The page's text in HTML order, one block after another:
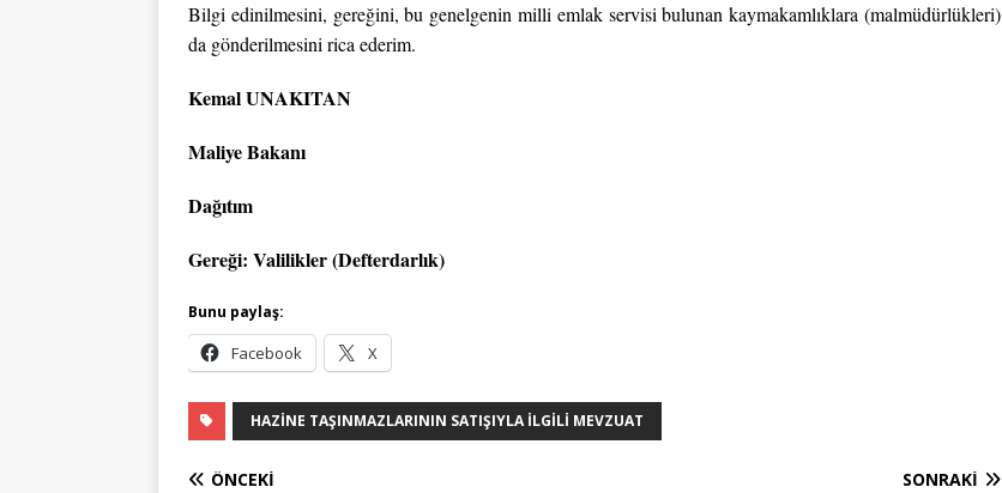
Bilgi edinilmesini, gereğini, bu genelgenin milli emlak servisi bulunan kaymakamlıklara (malmüdürlükleri)
da gönderilmesini rica ederim.
Kemal UNAKITAN
Maliye Bakanı
Dağıtım
Gereği: Valilikler (Defterdarlık)
Bunu paylaş:
Facebook X
HAZINE TAŞINMAZLARININ SATIŞIYLA İLGILI MEVZUAT
ÖNCEKI SONRAKI